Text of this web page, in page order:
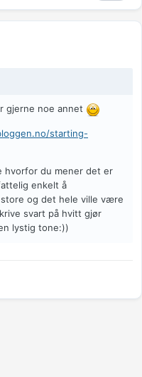
gjerne noe annet
starting-
hvorfor du mener det er
enkelt å
og det hele ville være
svart på hvitt gjør
lystig tone:))